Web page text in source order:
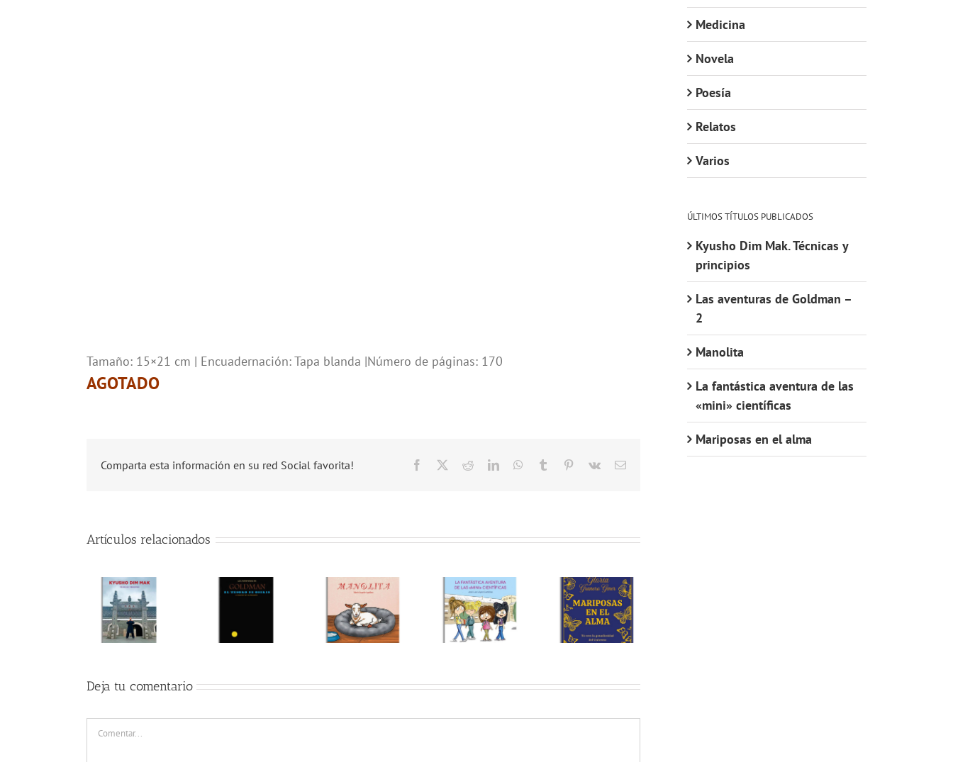
Tamaño: 15×21 cm | Encuadernación: Tapa blanda |Número de páginas: 170
AGOTADO
Comparta esta información en su red Social favorita! Facebook RedditLinkedInWhatsApp
Tumblr Pinterest
Vk
Correo
Artículos relacionados
Deja tu comentario
Comentar
Medicina
Novela
Poesía
Relatos
Varios
ÚLTIMOS TÍTULOS PUBLICADOS
Kyusho Dim Mak. Técnicas y
principios
Las aventuras de Goldman –
2
Manolita
La fantástica aventura de las
«mini» científicas
Mariposas en el alma